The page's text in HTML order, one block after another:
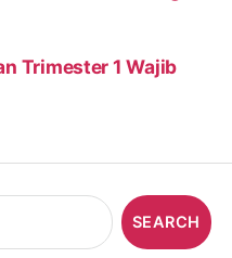
Trimester 1 Wajib